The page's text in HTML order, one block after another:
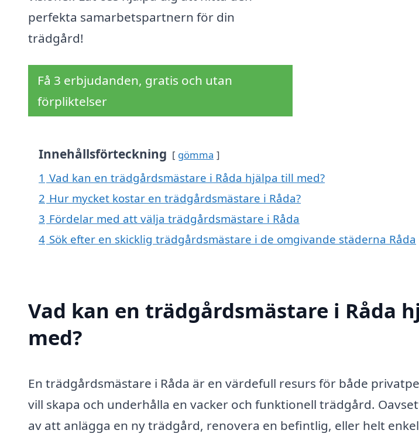
perfekta samarbetspartnern för din
trädgård!
Få 3 erbjudanden, gratis och utan
förpliktelser
Innehållsförteckning gömma
1 Vad kan en trädgårdsmästare i Råda hjälpa till med?
2 Hur mycket kostar en trädgårdsmästare i Råda?
3 Fördelar med att välja trädgårdsmästare i Råda
4 Sök efter en skicklig trädgårdsmästare i de omgivande städerna Råda
Vad kan en trädgårdsmästare i Råda
med?
En trädgårdsmästare i Råda är en värdefull resurs för både
vill skapa och underhålla en vacker och funktionell trädgård.
av att anlägga en ny trädgård, renovera en befintlig, eller helt